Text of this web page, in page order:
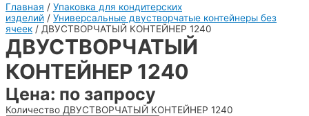
Главная / Упаковка для кондитерских
изделий / Универсальные двустворчатые контейнеры без
ячеек / ДВУСТВОРЧАТЫЙ КОНТЕЙНЕР 1240
ДВУСТВОРЧАТЫЙ
КОНТЕЙНЕР 1240
Цена: по запросу
Количество ДВУСТВОРЧАТЫЙ КОНТЕЙНЕР 1240